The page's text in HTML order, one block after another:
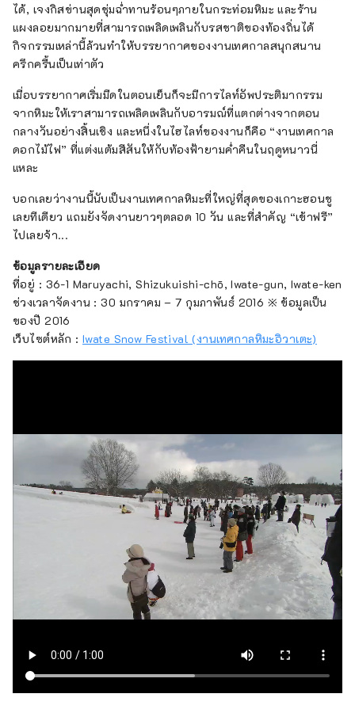
ได้, เจงกิสข่านสุดชุ่มฉ่ำทานร้อนๆภายในกระท่อมหิมะ และร้าน
แผงลอยมากมายที่สามารถเพลิดเพลินกับรสชาติของท้องถิ่นได้
กิจกรรมเหล่านี้ล้วนทำให้บรรยากาศของงานเทศกาลสนุกสนาน
ครึกครื้นเป็นเท่าตัว
เมื่อบรรยากาศเริ่มมืดในตอนเย็นก็จะมีการไลท์อัพประติมากรรม
จากหิมะให้เราสามารถเพลิดเพลินกับอารมณ์ที่แตกต่างจากตอน
กลางวันอย่างสิ้นเชิง และหนึ่งในไฮไลท์ของงานก็คือ “งานเทศกาล
ดอกไม้ไฟ” ที่แต่งแต้มสีสันให้กับท้องฟ้ายามค่ำคืนในฤดูหนาวนี่
แหละ
บอกเลยว่างานนี้นับเป็นงานเทศกาลหิมะที่ใหญ่ที่สุดของเกาะฮอนชู
เลยทีเดียว แถมยังจัดงานยาวๆตลอด 10 วัน และที่สำคัญ “เข้าฟรี”
ไปเลยจ้า...
ข้อมูลรายละเอียด
ที่อยู่ : 36-1 Maruyachi, Shizukuishi-chō, Iwate-gun, Iwate-ken
ช่วงเวลาจัดงาน : 30 มกราคม – 7 กุมภาพันธ์ 2016 ※ ข้อมูลเป็น
ของปี 2016
เว็บไซต์หลัก :Iwate Snow Festival (งานเทศกาลหิมะอิวาเตะ)